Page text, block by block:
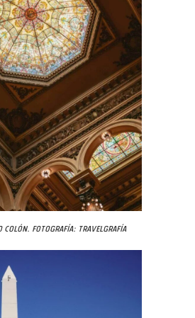
Colón. Fotografía: Travelgrafía